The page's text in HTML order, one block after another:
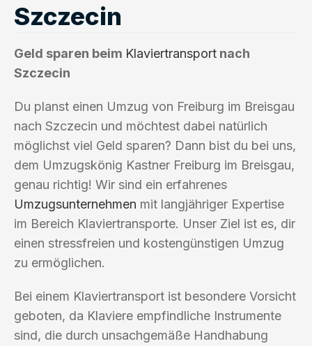
Szczecin
Geld sparen beim Klaviertransport nach
Szczecin
Du planst einen Umzug von Freiburg im Breisgau
nach Szczecin und möchtest dabei natürlich
möglichst viel Geld sparen? Dann bist du bei uns,
dem Umzugskönig Kastner Freiburg im Breisgau,
genau richtig! Wir sind ein erfahrenes
Umzugsunternehmen mit langjähriger Expertise
im Bereich Klaviertransporte. Unser Ziel ist es, dir
einen stressfreien und kostengünstigen Umzug
zu ermöglichen.
Bei einem Klaviertransport ist besondere Vorsicht
geboten, da Klaviere empfindliche Instrumente
sind, die durch unsachgemäße Handhabung